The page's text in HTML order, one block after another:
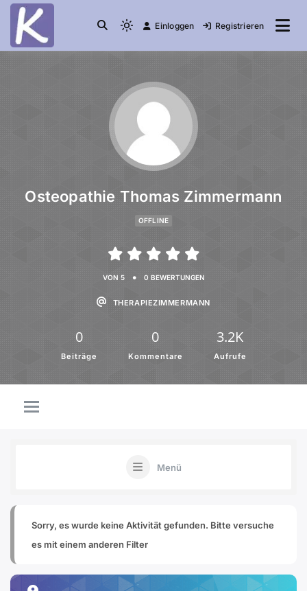
die Community Einloggen Registrieren
Osteopathie Thomas Zimmermann
OFFLINE
VON 5 • 0 BEWERTUNGEN
THERAPIEZIMMERMANN
0
Beiträge
0
Kommentare
3.2K
Aufrufe
Menü
Sorry, es wurde keine Aktivität gefunden. Bitte versuche
es mit einem anderen Filter